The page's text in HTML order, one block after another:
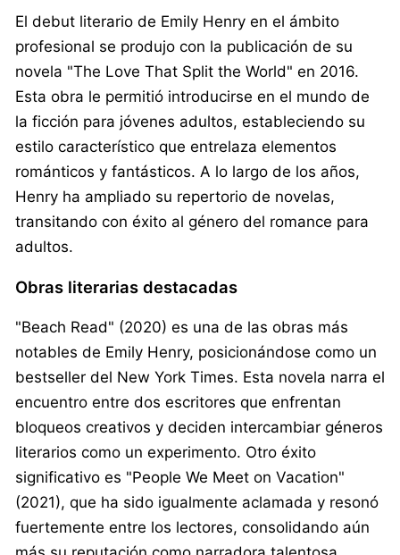
El debut literario de Emily Henry en el ámbito
profesional se produjo con la publicación de su
novela "The Love That Split the World" en 2016.
Esta obra le permitió introducirse en el mundo de
la ficción para jóvenes adultos, estableciendo su
estilo característico que entrelaza elementos
románticos y fantásticos. A lo largo de los años,
Henry ha ampliado su repertorio de novelas,
transitando con éxito al género del romance para
adultos.
Obras literarias destacadas
"Beach Read" (2020) es una de las obras más
notables de Emily Henry, posicionándose como un
bestseller del New York Times. Esta novela narra el
encuentro entre dos escritores que enfrentan
bloqueos creativos y deciden intercambiar géneros
literarios como un experimento. Otro éxito
significativo es "People We Meet on Vacation"
(2021), que ha sido igualmente aclamada y resonó
fuertemente entre los lectores, consolidando aún